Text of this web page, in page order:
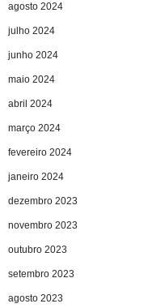
agosto 2024
julho 2024
junho 2024
maio 2024
abril 2024
março 2024
fevereiro 2024
janeiro 2024
dezembro 2023
novembro 2023
outubro 2023
setembro 2023
agosto 2023